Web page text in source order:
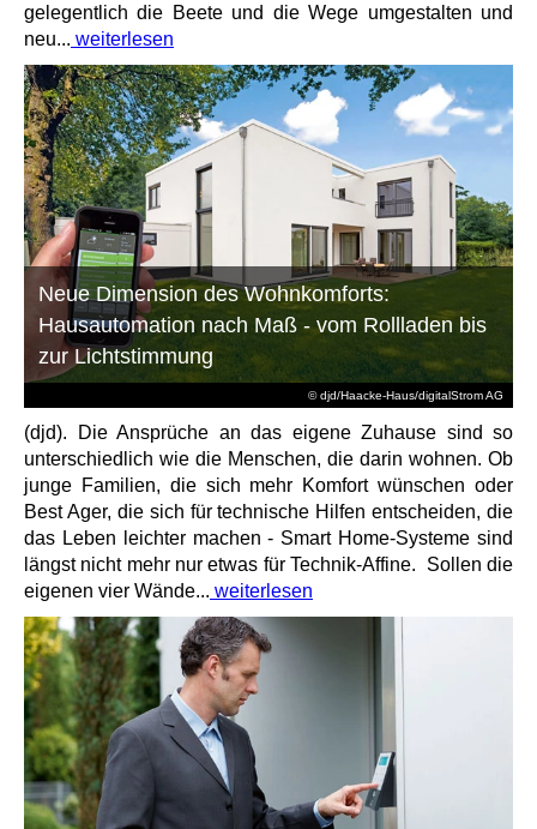
gelegentlich die Beete und die Wege umgestalten und
neu... weiterlesen
© djd/Haacke-Haus/digitalStrom AG
Neue Dimension des Wohnkomforts:
Hausautomation nach Maß - vom Rollladen bis
zur Lichtstimmung
(djd). Die Ansprüche an das eigene Zuhause sind so
unterschiedlich wie die Menschen, die darin wohnen. Ob
junge Familien, die sich mehr Komfort wünschen oder
Best Ager, die sich für technische Hilfen entscheiden, die
das Leben leichter machen - Smart Home-Systeme sind
längst nicht mehr nur etwas für Technik-Affine. Sollen die
eigenen vier Wände... weiterlesen